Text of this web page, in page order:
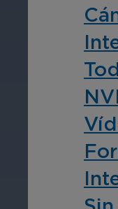
Mejore
áreas